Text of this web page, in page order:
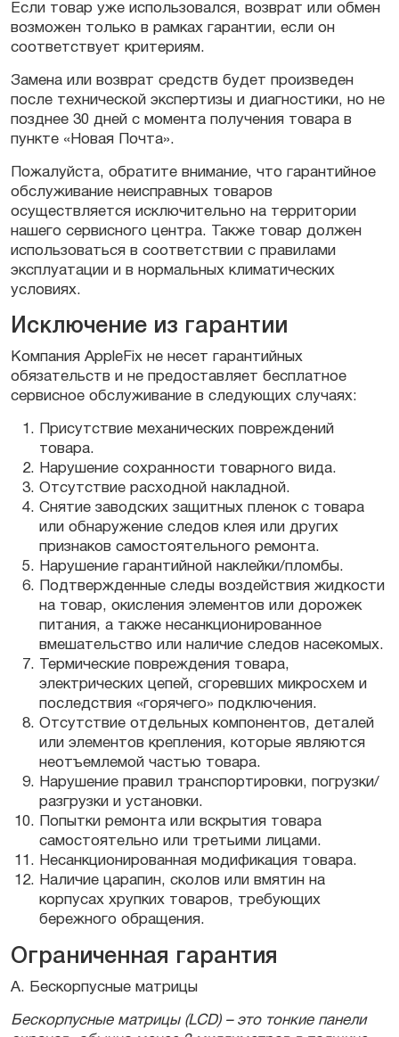
Если товар уже использовался, возврат или обмен
возможен только в рамках гарантии, если он
соответствует критериям.
Замена или возврат средств будет произведен
после технической экспертизы и диагностики, но не
позднее 30 дней с момента получения товара в
пункте «Новая Почта».
Пожалуйста, обратите внимание, что гарантийное
обслуживание неисправных товаров
осуществляется исключительно на территории
нашего сервисного центра. Также товар должен
использоваться в соответствии с правилами
эксплуатации и в нормальных климатических
условиях.
Исключение из гарантии
Компания AppleFix не несет гарантийных
обязательств и не предоставляет бесплатное
сервисное обслуживание в следующих случаях:
Присутствие механических повреждений
товара.
Нарушение сохранности товарного вида.
Отсутствие расходной накладной.
Снятие заводских защитных пленок с товара
или обнаружение следов клея или других
признаков самостоятельного ремонта.
Нарушение гарантийной наклейки/пломбы.
Подтвержденные следы воздействия жидкости
на товар, окисления элементов или дорожек
питания, а также несанкционированное
вмешательство или наличие следов насекомых.
Термические повреждения товара,
электрических цепей, сгоревших микросхем и
последствия «горячего» подключения.
Отсутствие отдельных компонентов, деталей
или элементов крепления, которые являются
неотъемлемой частью товара.
Нарушение правил транспортировки, погрузки/
разгрузки и установки.
Попытки ремонта или вскрытия товара
самостоятельно или третьими лицами.
Несанкционированная модификация товара.
Наличие царапин, сколов или вмятин на
корпусах хрупких товаров, требующих
бережного обращения.
Ограниченная гарантия
A. Бескорпусные матрицы
Бескорпусные матрицы (LCD) – это тонкие панели